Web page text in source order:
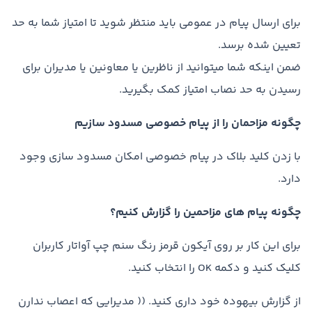
برای ارسال پیام در عمومی باید منتظر شوید تا امتیاز شما به حد
تعیین شده برسد.
ضمن اینکه شما میتوانید از ناظرین یا معاونین یا مدیران برای
رسیدن به حد نصاب امتیاز کمک بگیرید.
چگونه مزاحمان را از پیام خصوصی مسدود سازیم
با زدن کلید بلاک در پیام خصوصی امکان مسدود سازی وجود
دارد.
چگونه پیام های مزاحمین را گزارش کنیم؟
برای این کار بر روی آیکون قرمز رنگ سنم چپ آواتار کاربران
کلیک کنید و دکمه OK را انتخاب کنید.
از گزارش بیهوده خود داری کنید. (( مدیرایی که اعصاب ندارن